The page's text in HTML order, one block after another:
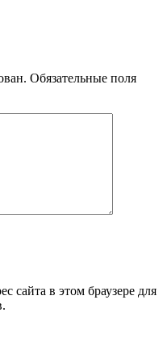
Обязательные поля
сайта в этом браузере для